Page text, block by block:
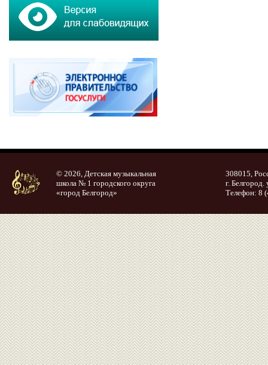
© 2026, Детская музыкальная
школа № 1 городского округа
«город Белгород»
308015,
г. Белгород.
Телефон: 8